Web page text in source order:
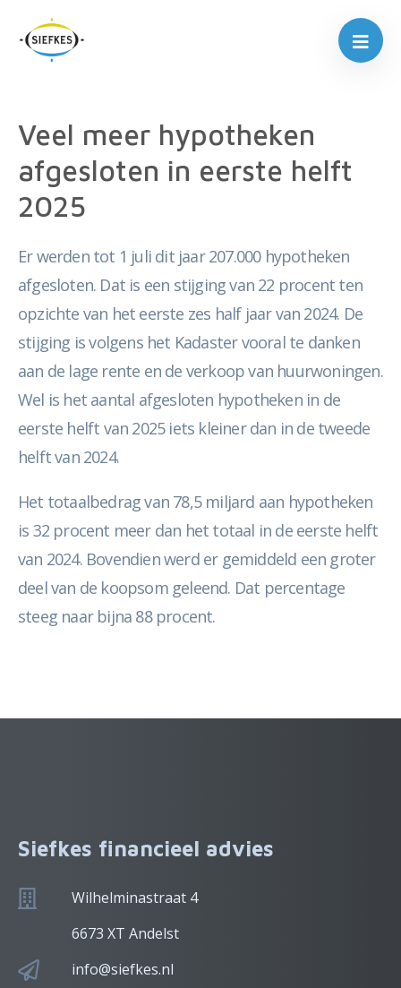
Veel meer hypotheken
afgesloten in eerste helft
2025
Er werden tot 1 juli dit jaar 207.000 hypotheken
afgesloten. Dat is een stijging van 22 procent ten
opzichte van het eerste zes half jaar van 2024. De
stijging is volgens het Kadaster vooral te danken
aan de lage rente en de verkoop van huurwoningen.
Wel is het aantal afgesloten hypotheken in de
eerste helft van 2025 iets kleiner dan in de tweede
helft van 2024.
Het totaalbedrag van 78,5 miljard aan hypotheken
is 32 procent meer dan het totaal in de eerste helft
van 2024. Bovendien werd er gemiddeld een groter
deel van de koopsom geleend. Dat percentage
steeg naar bijna 88 procent.
Siefkes financieel advies
Wilhelminastraat 4
6673 XT Andelst
info@siefkes.nl